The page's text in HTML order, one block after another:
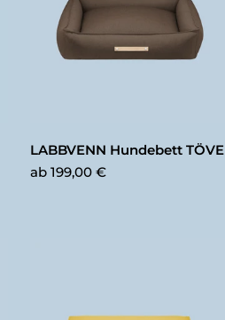
LABBVENN Hundebett TÖVE
ab 199,00 €